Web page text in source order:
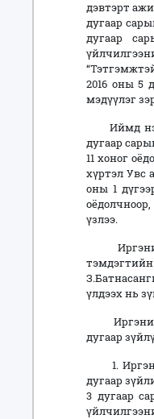
дэвтэрт
дугаар
дугаар
2016 оны 5
мэдүүлэг
Иймд
дугаар
11 хоног
хүртэл Увс
оны 1
үзлээ.
Иргэний
үлдээх нь
Иргэний
дугаар
1.
дугаар
3 дугаар